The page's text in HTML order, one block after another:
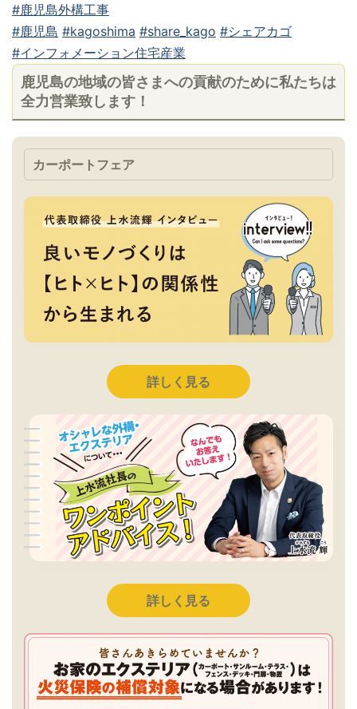
#鹿児島外構工事
#鹿児島 #kagoshima #share_kago #シェアカゴ
#インフォメーション住宅産業
鹿児島の地域の皆さまへの貢献のために私たちは
全力営業致します！
カーポートフェア
詳しく見る
詳しく見る